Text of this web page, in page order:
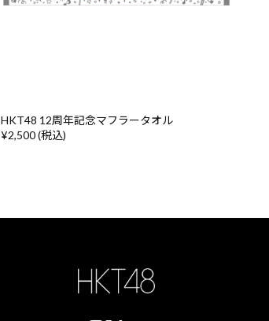
HKT48 12周年記念マフラータオル
¥2,500 (税込)